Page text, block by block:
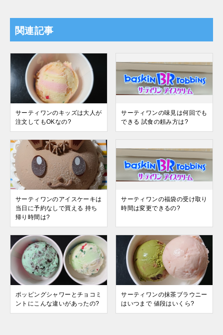
関連記事
サーティワンのキッズは大人が
注文してもOKなの?
サーティワンの味見は何回でも
できる 試食の頼み方は?
サーティワンのアイスケーキは
当日に予約なしで買える 持ち
帰り時間は?
サーティワンの福袋の受け取り
時間は変更できるの?
ポッピングシャワーとチョコミ
ントにこんな違いがあったの?
サーティワンの抹茶ブラウニー
はいつまで 値段はいくら?